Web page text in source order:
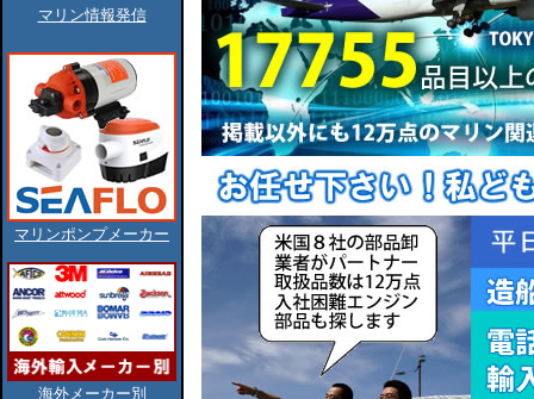
マリン情報発信
マリンポンプメーカー
海外メーカー別